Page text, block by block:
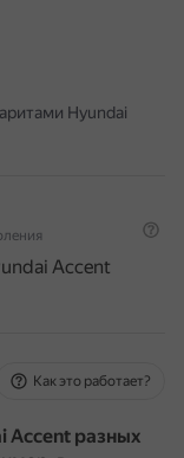
Hyundai
Accent
Как это работает?
Accent разных